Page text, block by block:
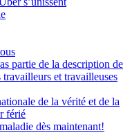
partie de la description de
travailleurs et travailleuses
de la vérité et de la
férié
dès maintenant!